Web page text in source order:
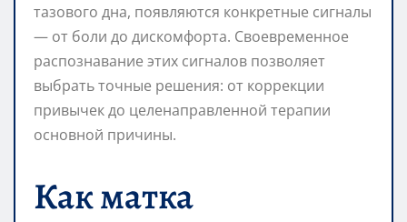
тазового дна, появляются конкретные сигналы
— от боли до дискомфорта. Своевременное
распознавание этих сигналов позволяет
выбрать точные решения: от коррекции
привычек до целенаправленной терапии
основной причины.
Как матка